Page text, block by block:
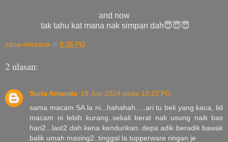
and now
tak tahu kat mana nak simpan dah😇😇😇
zana-norzana di 9:35 PG
2 ulasan:
Suria Amanda 18 Jun 2024 pada 10:22 PG
sama macam SA la ni...hahahah.....ari tu beli yang kaca, lid
macam ni lebih kurang..sekali berat nak usung naik bas
hari2...last2 dah kena kendurikan..depa adik beradik bawak
balik umah masing2..tinggal la tupperware ringan je